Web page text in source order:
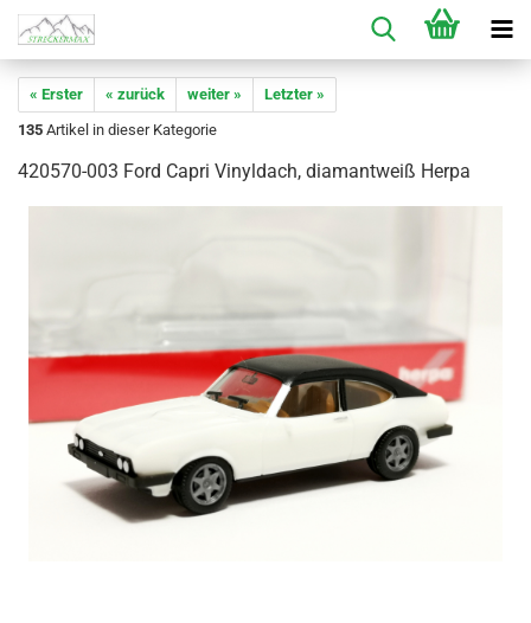
« Erster « zurück weiter »
Letzter »
135 Artikel in dieser Kategorie
420570-003 Ford Capri Vinyldach, diamantweiß Herpa